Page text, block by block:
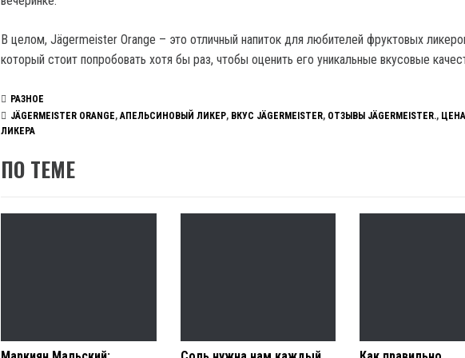
В целом, Jägermeister Orange – это отличный напиток для любителей фруктовых
который стоит попробовать хотя бы раз, чтобы оценить его уникальные вкусовые
РАЗНОЕ
JÄGERMEISTER ORANGE,АПЕЛЬСИНОВЫЙ ЛИКЕР, ВКУС JÄGERMEISTER, ОТЗЫВЫ JÄGERMEISTER., ЦЕНА
ЛИКЕРА
ПО ТЕМЕ